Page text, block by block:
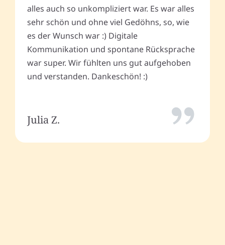
alles auch so unkompliziert war. Es war alles
sehr schön und ohne viel Gedöhns, so, wie
es der Wunsch war :) Digitale
Kommunikation und spontane Rücksprache
war super. Wir fühlten uns gut aufgehoben
und verstanden. Dankeschön! :)
Julia Z.